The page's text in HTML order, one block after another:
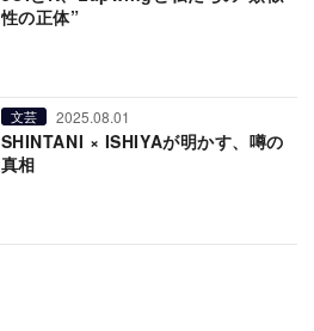
性の正体”
文芸 2025.08.01
SHINTANI × ISHIYAが明かす、噂の
真相